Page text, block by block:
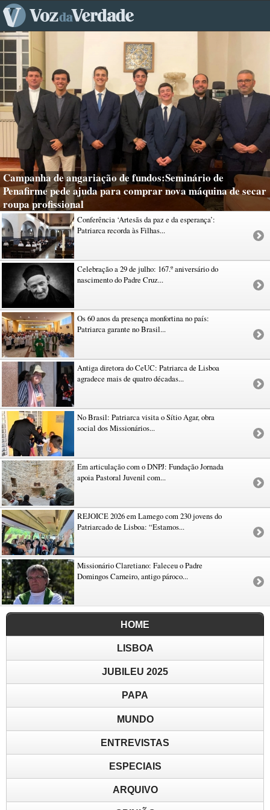
Campanha de angariação de fundos:Seminário de
Penafirme pede ajuda para comprar nova máquina de secar
roupa profissional
Conferência ‘Artesãs da paz e da esperança’:
Patriarca recorda às Filhas...
Celebração a 29 de julho: 167.º aniversário do
nascimento do Padre Cruz...
Os 60 anos da presença monfortina no país:
Patriarca garante no Brasil...
Antiga diretora do CeUC: Patriarca de Lisboa
agradece mais de quatro décadas...
No Brasil: Patriarca visita o Sítio Agar, obra
social dos Missionários...
Em articulação com o DNPJ: Fundação Jornada
apoia Pastoral Juvenil com...
REJOICE 2026 em Lamego com 230 jovens do
Patriarcado de Lisboa: “Estamos...
Missionário Claretiano: Faleceu o Padre
Domingos Carneiro, antigo pároco...
HOME
LISBOA
JUBILEU 2025
PAPA
MUNDO
ENTREVISTAS
ESPECIAIS
ARQUIVO